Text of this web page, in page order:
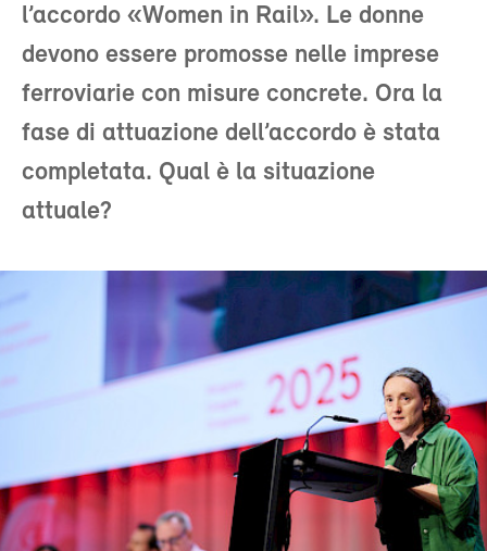
l’accordo «Women in Rail». Le donne
devono essere promosse nelle imprese
ferroviarie con misure concrete. Ora la
fase di attuazione dell’accordo è stata
completata. Qual è la situazione
attuale?